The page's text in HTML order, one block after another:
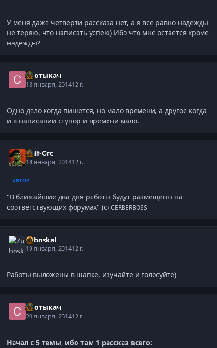
У меня даже четверти рассказа нет, а я все равно надежды
не теряю, что написать успею) Ибо что мне остается кроме
надежды?
Спотыкач
18 января, 201412 г.
Одно дело когда пишется, но мало времени, а другое когда
и в написании ступор и времени мало.
Half-Orc
18 января, 201412 г.
АВТОР
"В ближайшие два дня работы будут размещены на
соответствующих форумах" (с) CERBERBOSS
Zuboskal
19 января, 201412 г.
Работы выложены в шапке, изучайте и голосуйте)
Спотыкач
20 января, 201412 г.
Начал с 5 темы, ибо там 1 рассказ всего: